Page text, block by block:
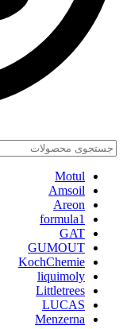
Motul
Amsoil
Areon
formula1
GAT
GUMOUT
KochChemie
liquimoly
Littletrees
LUCAS
Menzerna